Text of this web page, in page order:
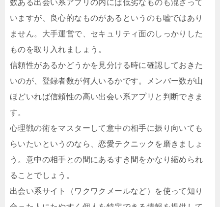
数ある出会い系アプリの内には低劣なものも混ざって
いますが、良心的なものがあるというのも嘘ではあり
ません。大手運営で、セキュリティ面のしっかりした
ものを取り入れましょう。
信頼性があるかどうかを見分ける時に確認しておきた
いのが、登録者数が何人いるかです。メンバー数が山
ほどいれば信頼性の高い出会い系アプリと判断できま
す。
心理戦の術をマスターして意中の相手に振り向いても
らいたいというのなら、恋愛テクニックを磨きましょ
う。意中の相手との間にあるすき間をかなり縮められ
ることでしょう。
出会い系サイト（ワクワクメールなど）を使って知り